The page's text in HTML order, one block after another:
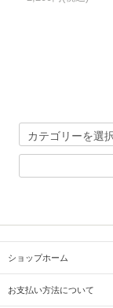
ショップホーム
お支払い方法について